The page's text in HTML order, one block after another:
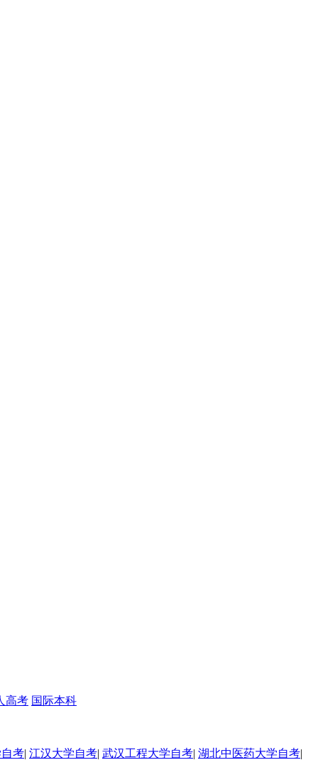
高考 国际本科
考| 江汉大学自考| 武汉工程大学自考| 湖北中医药大学自考|